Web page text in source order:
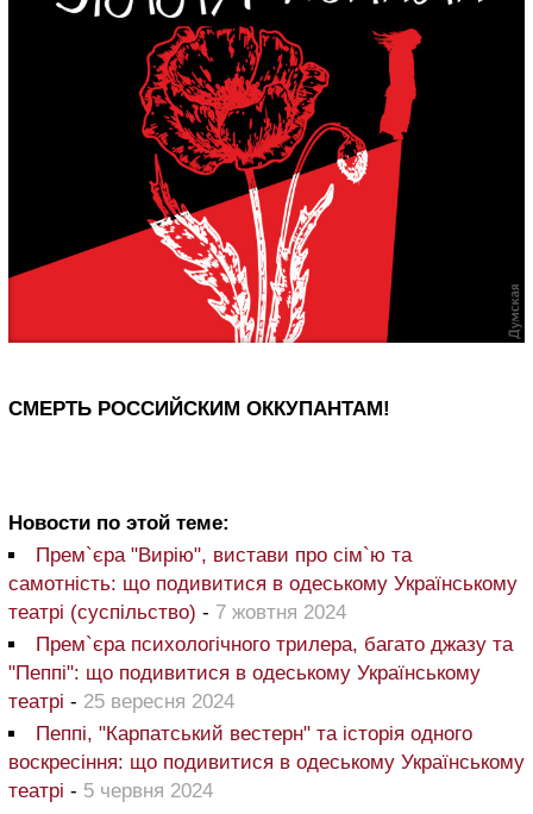
СМЕРТЬ РОССИЙСКИМ ОККУПАНТАМ!
Новости по этой теме:
Прем`єра "Вирію", вистави про сім`ю та
самотність: що подивитися в одеському Українському
театрі (суспільство) - 7 жовтня 2024
Прем`єра психологічного трилера, багато джазу та
"Пеппі": що подивитися в одеському Українському
театрі - 25 вересня 2024
Пеппі, "Карпатський вестерн" та історія одного
воскресіння: що подивитися в одеському Українському
театрі - 5 червня 2024